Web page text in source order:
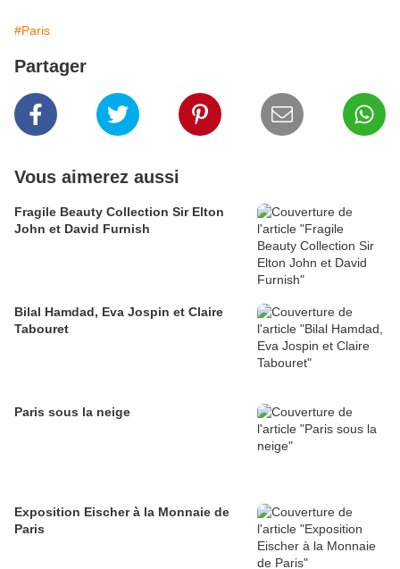
#Paris
Partager
Vous aimerez aussi
Fragile Beauty Collection Sir Elton
John et David Furnish
Bilal Hamdad, Eva Jospin et Claire
Tabouret
Paris sous la neige
Exposition Eischer à la Monnaie de
Paris